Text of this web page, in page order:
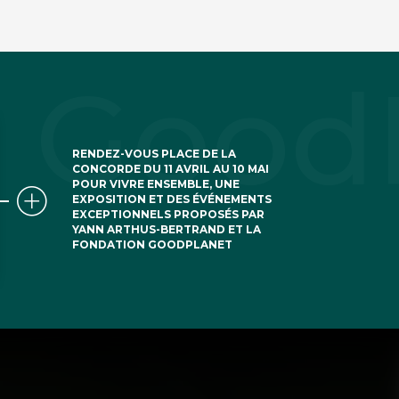
RENDEZ-VOUS PLACE DE LA
CONCORDE DU 11 AVRIL AU 10 MAI
POUR VIVRE ENSEMBLE, UNE
EXPOSITION ET DES ÉVÉNEMENTS
EXCEPTIONNELS PROPOSÉS PAR
YANN ARTHUS-BERTRAND ET LA
FONDATION GOODPLANET